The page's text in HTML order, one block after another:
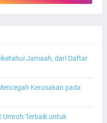
Jamaah, dari Daftar
Kerusakan pada
Umroh Terbaik untuk